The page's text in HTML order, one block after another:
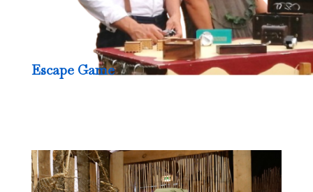
Escape Game